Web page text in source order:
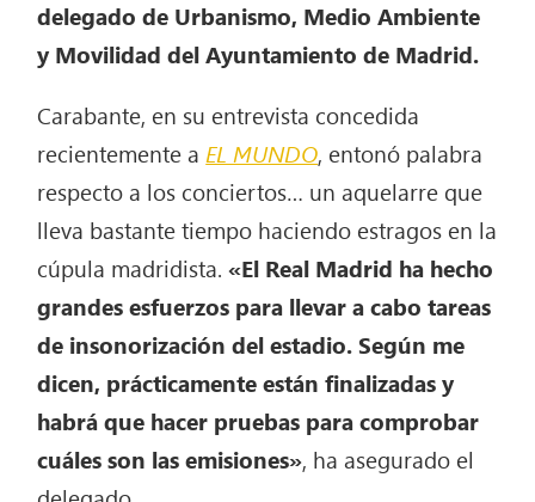
delegado de Urbanismo, Medio Ambiente
y Movilidad del Ayuntamiento de Madrid.
Carabante, en su entrevista concedida
recientemente a EL MUNDO, entonó palabra
respecto a los conciertos… un aquelarre que
lleva bastante tiempo haciendo estragos en la
cúpula madridista.«El Real Madrid ha hecho
grandes esfuerzos para llevar a cabo tareas
de insonorización del estadio. Según me
dicen, prácticamente están finalizadas y
habrá que hacer pruebas para comprobar
cuáles son las emisiones», ha asegurado el